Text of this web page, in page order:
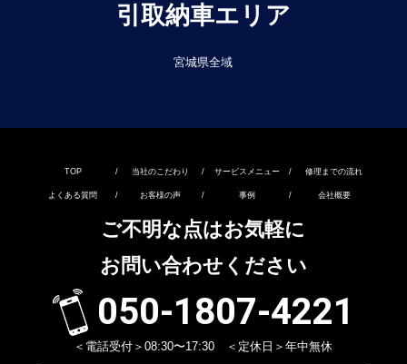
引取納車エリア
宮城県全域
TOP / 当社のこだわり / サービスメニュー / 修理までの流れ
よくある質問 / お客様の声 / 事例 / 会社概要
ご不明な点はお気軽に
お問い合わせください
050-1807-4221
＜電話受付＞08:30〜17:30 ＜定休日＞年中無休